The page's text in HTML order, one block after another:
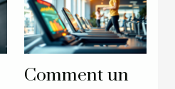
Comment un